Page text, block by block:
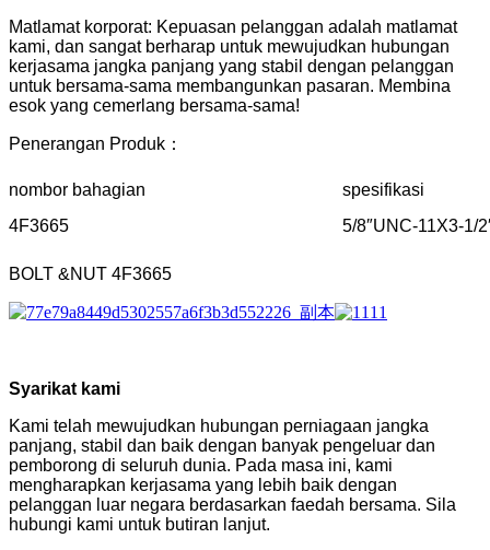
Matlamat korporat: Kepuasan pelanggan adalah matlamat
kami, dan sangat berharap untuk mewujudkan hubungan
kerjasama jangka panjang yang stabil dengan pelanggan
untuk bersama-sama membangunkan pasaran. Membina
esok yang cemerlang bersama-sama!
Penerangan Produk：
nombor bahagian
spesifikasi
4F3665
5/8″UNC-11X3-1/
BOLT &NUT 4F3665
Syarikat kami
Kami telah mewujudkan hubungan perniagaan jangka
panjang, stabil dan baik dengan banyak pengeluar dan
pemborong di seluruh dunia. Pada masa ini, kami
mengharapkan kerjasama yang lebih baik dengan
pelanggan luar negara berdasarkan faedah bersama. Sila
hubungi kami untuk butiran lanjut.